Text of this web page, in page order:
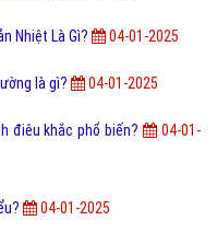
Nhiệt Là Gì? 04-01-2025
là gì? 04-01-2025
điêu khắc phổ biến?
04-01-
04-01-2025